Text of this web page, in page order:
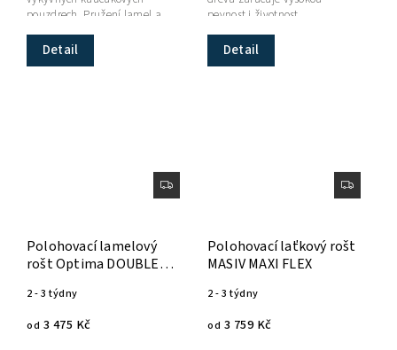
Detail
pouzdrech. Pružení lamel a
jejich pohyb v pouzdrech do
stran zabezpečuje ideální...
Detail
pevnost i životnost.
Dostupnost: 2–3 týdny.
Polohovací lamelový
rošt Optima DOUBLE
2 - 3 týdny
od 3 475 Kč
Polohovací laťkový rošt
MASIV MAXI FLEX
2 - 3 týdny
od 3 759 Kč